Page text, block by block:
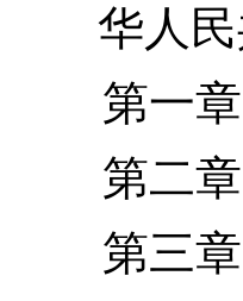
华人
第一章
第二章
第三章